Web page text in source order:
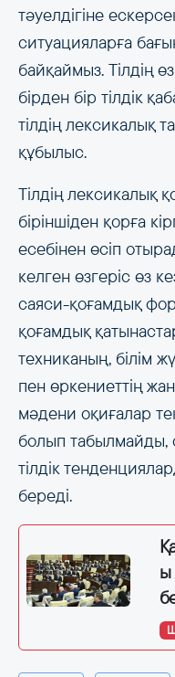
тәуелдігіне
ситуацияларға
байқаймыз. Тілдің
бірден бір тілдік
тілдің лексикалық
құбылыс.
Тілдің лексикалық
біріншіден қорға
есебінен өсіп
келген өзгеріс өз
саяси-қоғамдық
қоғамдық
техниканың, білім
пен өркениеттің
мәдени оқиғалар
болып табылмайды,
тілдік
береді.
ы